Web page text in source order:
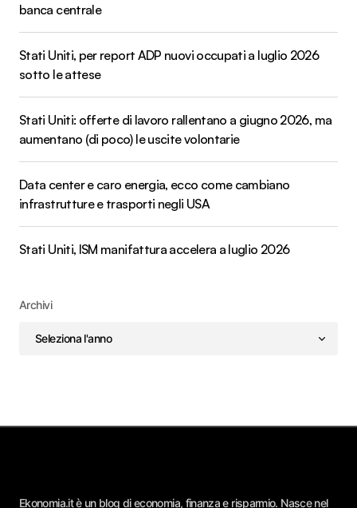
banca centrale
Stati Uniti, per report ADP nuovi occupati a luglio 2026
sotto le attese
Stati Uniti: offerte di lavoro rallentano a giugno 2026, ma
aumentano (di poco) le uscite volontarie
Data center e caro energia, ecco come cambiano
infrastrutture e trasporti negli USA
Stati Uniti, ISM manifattura accelera a luglio 2026
Archivi
Ekonomia.it è un blog di economia, finanza e risparmio. Nasce nel